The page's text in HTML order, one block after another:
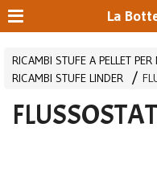
La
RICAMBI STUFE A PELLET
RICAMBI STUFE LINDER